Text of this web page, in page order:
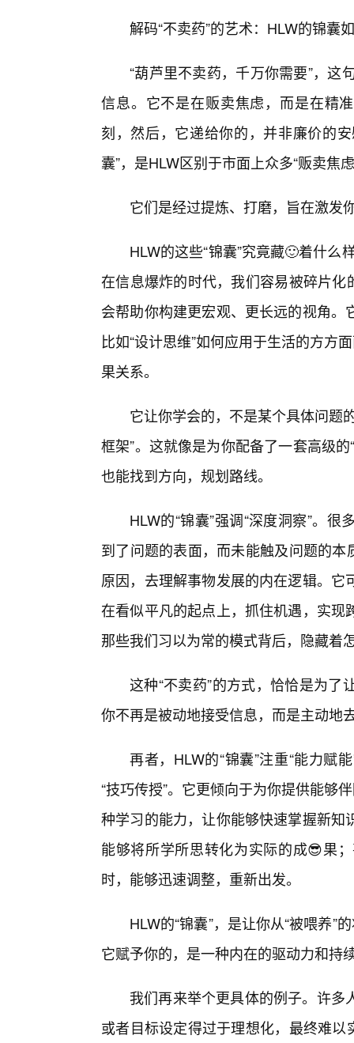
解码“不卖药”的艺术：HLW的锦囊
“葫芦里不卖药，千万你需要”，这
信息。它不是在贩卖焦虑，而是在精
刻，然后，它递给你的，并非廉价的
囊”，是HLW区别于市面上众多“贩卖焦
它们是经过提炼、打磨，旨在激发
HLW的这些“锦囊”究竟藏🙂着什么
在信息爆炸的时代，我们容易被碎片化
会帮助你构建更宏观、更长远的视角
比如“设计思维”如何应用于生活的方方
果关系。
它让你学会的，不是某个具体问题
框架”。这就像是为你配备了一套高级
也能找到方向，规划路线。
HLW的“锦囊”强调“深度洞察”。
到了问题的表面，而未能触及问题的本
原因，去理解事物发展的内在逻辑。
在看似平凡的起点上，抓住机遇，实
那些我们习以为常的模式背后，隐藏着
这种“不卖药”的方式，恰恰是为
你不再是被动地接受信息，而是主动地
再者，HLW的“锦囊”注重“能力赋
“技巧传授”。它更倾向于为你提供能够
种学习的能力，让你能够快速掌握新
能够将所学所思转化为实际的成😎果
时，能够迅速调整，重新出发。
HLW的“锦囊”，是让你从“被喂养”
它赋予你的，是一种内在的驱动力和持
我们再来举个更具体的例子。许
或者目标设定得过于理想化，最终难以